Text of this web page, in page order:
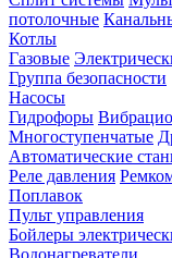
потолочные
Котлы
Газовые
Группа безопасности
Насосы
Гидрофоры
Многоступенчатые
Автоматические
Реле давления
Поплавок
Пульт управления
Бойлеры
Водонагреватели